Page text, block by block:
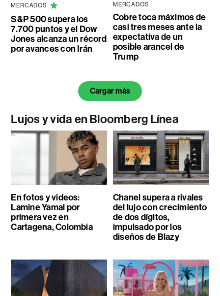
MERCADOS
S&P 500 supera los
7.700 puntos y el Dow
Jones alcanza un récord
por avances con Irán
MERCADOS
Cobre toca máximos de
casi tres meses ante la
expectativa de un
posible arancel de
Trump
Cargar más
Lujos y vida en Bloomberg Línea
En fotos y videos:
Lamine Yamal por
primera vez en
Cartagena, Colombia
Chanel supera a rivales
del lujo con crecimiento
de dos dígitos,
impulsado por los
diseños de Blazy